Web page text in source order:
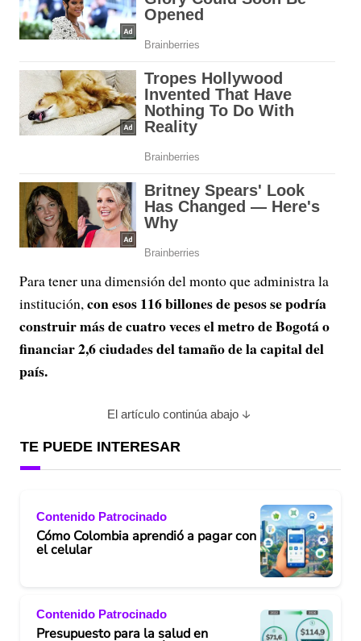
Para tener una dimensión del monto que administra la
institución, con esos 116 billones de pesos se podría
construir más de cuatro veces el metro de Bogotá o
financiar 2,6 ciudades del tamaño de la capital del
país.
El artículo continúa abajo
TE PUEDE INTERESAR
Contenido Patrocinado
Cómo Colombia aprendió a pagar con
el celular
Contenido Patrocinado
Presupuesto para la salud en